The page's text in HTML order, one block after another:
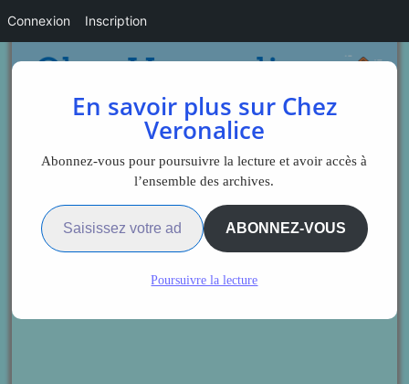
En savoir plus sur Chez
Veronalice
Abonnez-vous pour poursuivre la lecture et avoir accès à
l’ensemble des archives.
Saisissez votre adresse e-mail…
ABONNEZ-VOUS
Poursuivre la lecture
Connexion Inscription